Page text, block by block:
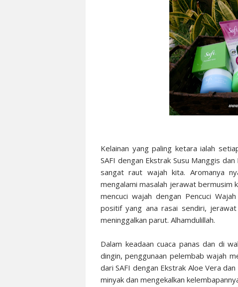
Kelainan yang paling ketara ialah
SAFI dengan Ekstrak Susu Manggis
sangat raut wajah kita. Aromanya
mengalami masalah jerawat bermusim
mencuci wajah dengan Pencuci
positif yang ana rasai sendiri,
meninggalkan parut. Alhamdulillah.
Dalam keadaan cuaca panas dan di
dingin, penggunaan pelembab wajah
dari SAFI dengan Ekstrak Aloe Vera
minyak dan mengekalkan